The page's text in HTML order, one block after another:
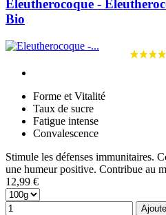
Eleutherocoque -
Bio
Forme et Vitalité
Taux de sucre
Fatigue intense
Convalescence
Stimule les défenses immunitaires.
une humeur positive. Contribue au
12,99 €